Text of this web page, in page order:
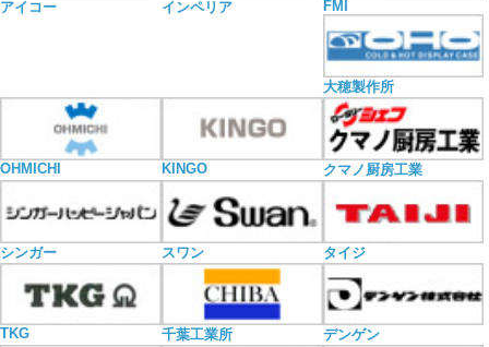
アイコー インペリア FMI
大穂製作所
OHMICHI KINGO クマノ厨房工業
シンガー スワン タイジ
TKG 千葉工業所 デンゲン